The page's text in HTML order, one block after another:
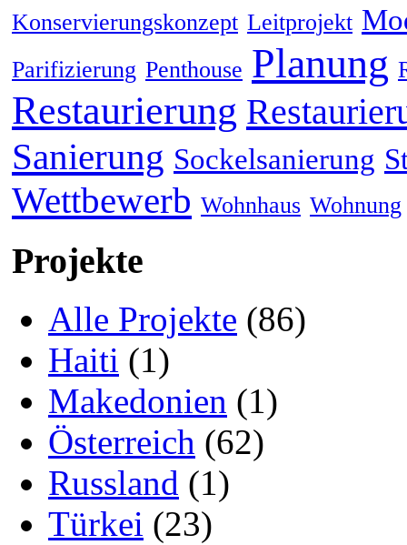
Konservierungskonzept Leitprojekt
Parifizierung Penthouse Planung
Restaurierung
Sanierung Sockelsanierung
Wettbewerb Wohnhaus Wohnung
Projekte
Alle Projekte (86)
Haiti (1)
Makedonien (1)
Österreich (62)
Russland (1)
Türkei (23)